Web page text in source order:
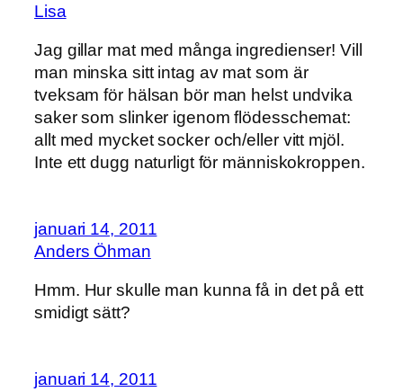
Lisa
Jag gillar mat med många ingredienser! Vill
man minska sitt intag av mat som är
tveksam för hälsan bör man helst undvika
saker som slinker igenom flödesschemat:
allt med mycket socker och/eller vitt mjöl.
Inte ett dugg naturligt för människokroppen.
januari 14, 2011
Anders Öhman
Hmm. Hur skulle man kunna få in det på ett
smidigt sätt?
januari 14, 2011